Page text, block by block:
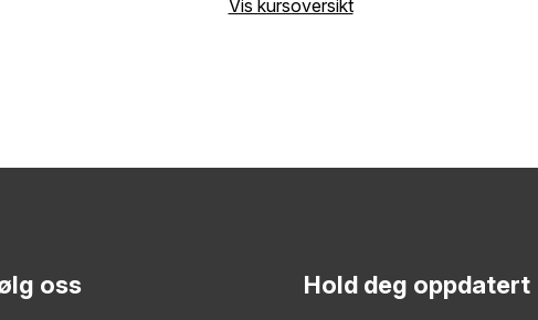
Vis kursoversikt
oss Hold deg oppdatert